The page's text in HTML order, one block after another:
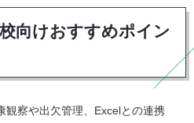
向けおすすめポイン
観察や出欠管理、Excelとの連携